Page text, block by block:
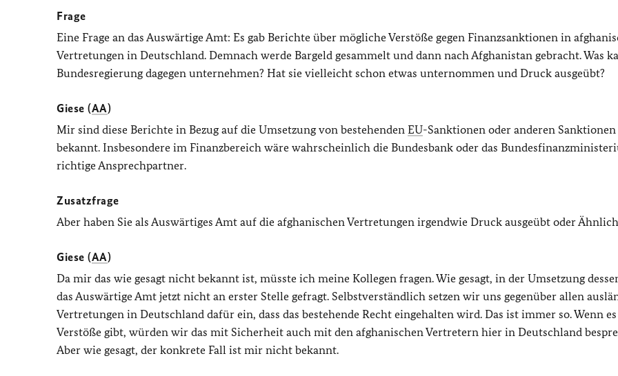
Frage
Eine Frage an das Auswärtige Amt: Es gab Berichte über mögliche Verstöße gegen Finanzsanktionen in
Vertretungen in Deutschland. Demnach werde Bargeld gesammelt und dann nach Afghanistan gebracht. Was
Bundesregierung dagegen unternehmen? Hat sie vielleicht schon etwas unternommen und Druck ausgeübt?
Giese (AA)
Mir sind diese Berichte in Bezug auf die Umsetzung von bestehenden EU-Sanktionen oder anderen
bekannt. Insbesondere im Finanzbereich wäre wahrscheinlich die Bundesbank oder das
richtige Ansprechpartner.
Zusatzfrage
Aber haben Sie als Auswärtiges Amt auf die afghanischen Vertretungen irgendwie Druck ausgeübt oder
Giese (AA)
Da mir das wie gesagt nicht bekannt ist, müsste ich meine Kollegen fragen. Wie gesagt, in der Umsetzung
das Auswärtige Amt jetzt nicht an erster Stelle gefragt. Selbstverständlich setzen wir uns gegenüber allen
Vertretungen in Deutschland dafür ein, dass das bestehende Recht eingehalten wird. Das ist immer so. Wenn es
Verstöße gibt, würden wir das mit Sicherheit auch mit den afghanischen Vertretern hier in Deutschland
Aber wie gesagt, der konkrete Fall ist mir nicht bekannt.